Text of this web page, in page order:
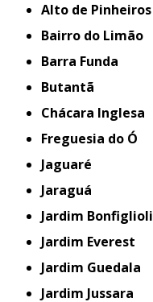
Alto de Pinheiros
Bairro do Limão
Barra Funda
Butantã
Chácara Inglesa
Freguesia do Ó
Jaguaré
Jaraguá
Jardim Bonfiglioli
Jardim Everest
Jardim Guedala
Jardim Jussara